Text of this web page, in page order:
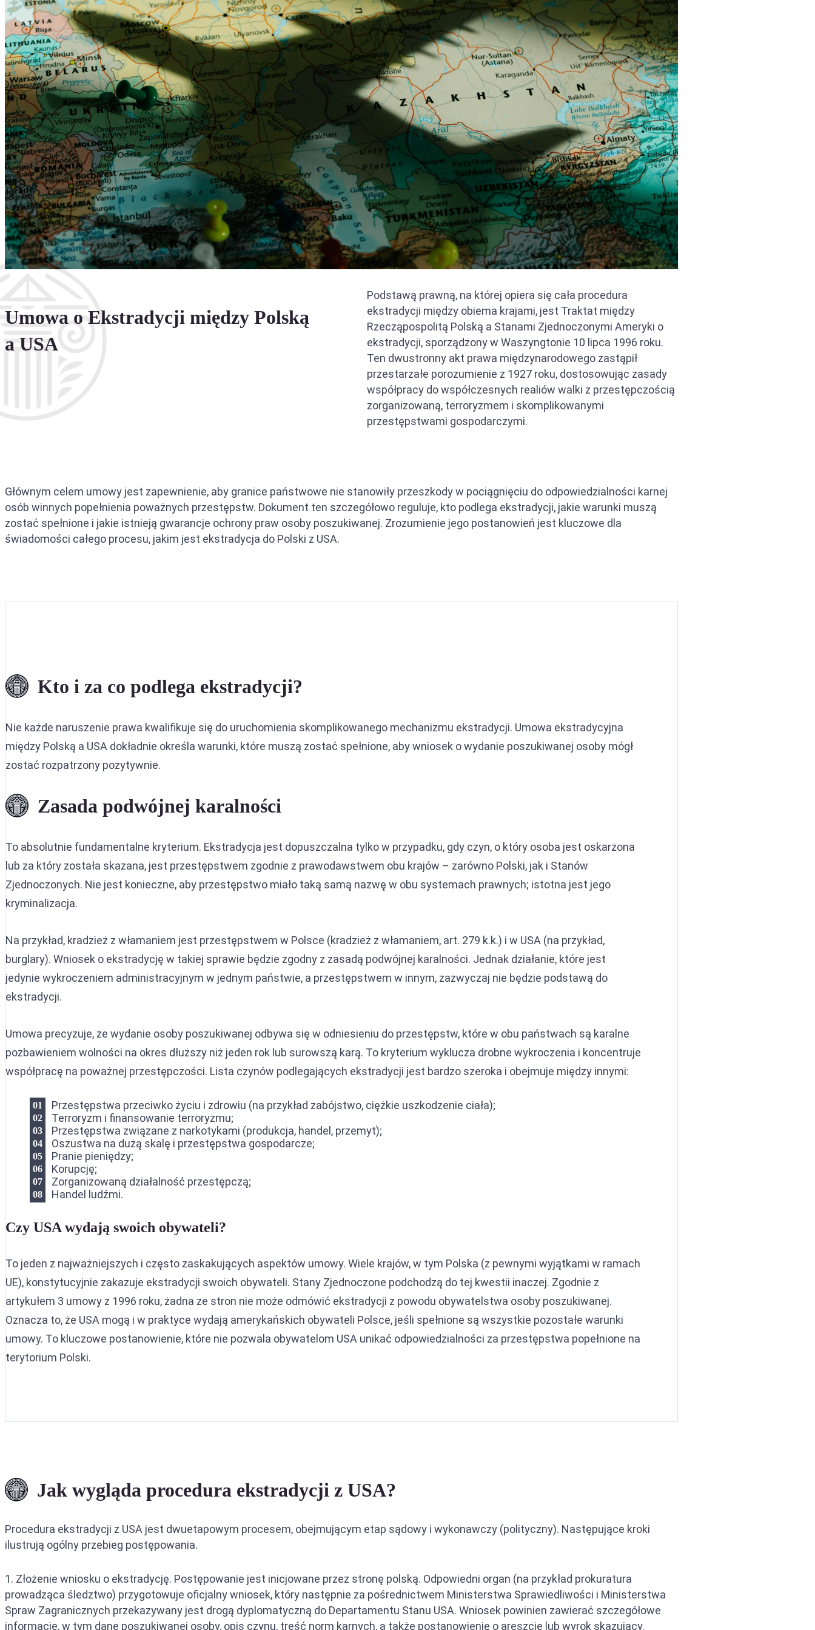
Ekstradycja między ZEA a Arabią Saudyjską
Ekstradycja między ZEA a Filipinami
Ekstradycja między ZEA a Iranem
Umowa o Ekstradycji między Polską
a USA
Podstawą prawną, na której opiera się cała procedura
ekstradycji między obiema krajami, jest Traktat między
Rzecząpospolitą Polską a Stanami Zjednoczonymi Ameryki o
ekstradycji, sporządzony w Waszyngtonie 10 lipca 1996 roku.
Ten dwustronny akt prawa międzynarodowego zastąpił
przestarzałe porozumienie z 1927 roku, dostosowując zasady
współpracy do współczesnych realiów walki z przestępczością
zorganizowaną, terroryzmem i skomplikowanymi
przestępstwami gospodarczymi.
Głównym celem umowy jest zapewnienie, aby granice państwowe nie stanowiły przeszkody w pociągnięciu do odpowiedzialności karnej
osób winnych popełnienia poważnych przestępstw. Dokument ten szczegółowo reguluje, kto podlega ekstradycji, jakie warunki muszą
zostać spełnione i jakie istnieją gwarancje ochrony praw osoby poszukiwanej. Zrozumienie jego postanowień jest kluczowe dla
świadomości całego procesu, jakim jest ekstradycja do Polski z USA.
Kto i za co podlega ekstradycji?
Nie każde naruszenie prawa kwalifikuje się do uruchomienia skomplikowanego mechanizmu ekstradycji. Umowa ekstradycyjna
między Polską a USA dokładnie określa warunki, które muszą zostać spełnione, aby wniosek o wydanie poszukiwanej osoby mógł
zostać rozpatrzony pozytywnie.
Zasada podwójnej karalności
To absolutnie fundamentalne kryterium. Ekstradycja jest dopuszczalna tylko w przypadku, gdy czyn, o który osoba jest oskarżona
lub za który została skazana, jest przestępstwem zgodnie z prawodawstwem obu krajów – zarówno Polski, jak i Stanów
Zjednoczonych. Nie jest konieczne, aby przestępstwo miało taką samą nazwę w obu systemach prawnych; istotna jest jego
kryminalizacja.
Na przykład, kradzież z włamaniem jest przestępstwem w Polsce (kradzież z włamaniem, art. 279 k.k.) i w USA (na przykład,
burglary). Wniosek o ekstradycję w takiej sprawie będzie zgodny z zasadą podwójnej karalności. Jednak działanie, które jest
jedynie wykroczeniem administracyjnym w jednym państwie, a przestępstwem w innym, zazwyczaj nie będzie podstawą do
ekstradycji.
Umowa precyzuje, że wydanie osoby poszukiwanej odbywa się w odniesieniu do przestępstw, które w obu państwach są karalne
pozbawieniem wolności na okres dłuższy niż jeden rok lub surowszą karą. To kryterium wyklucza drobne wykroczenia i koncentruje
współpracę na poważnej przestępczości. Lista czynów podlegających ekstradycji jest bardzo szeroka i obejmuje między innymi:
Przestępstwa przeciwko życiu i zdrowiu (na przykład zabójstwo, ciężkie uszkodzenie ciała);
Terroryzm i finansowanie terroryzmu;
Przestępstwa związane z narkotykami (produkcja, handel, przemyt);
Oszustwa na dużą skalę i przestępstwa gospodarcze;
Pranie pieniędzy;
Korupcję;
Zorganizowaną działalność przestępczą;
Handel ludźmi.
Czy USA wydają swoich obywateli?
To jeden z najważniejszych i często zaskakujących aspektów umowy. Wiele krajów, w tym Polska (z pewnymi wyjątkami w ramach
UE), konstytucyjnie zakazuje ekstradycji swoich obywateli. Stany Zjednoczone podchodzą do tej kwestii inaczej. Zgodnie z
artykułem 3 umowy z 1996 roku, żadna ze stron nie może odmówić ekstradycji z powodu obywatelstwa osoby poszukiwanej.
Oznacza to, że USA mogą i w praktyce wydają amerykańskich obywateli Polsce, jeśli spełnione są wszystkie pozostałe warunki
umowy. To kluczowe postanowienie, które nie pozwala obywatelom USA unikać odpowiedzialności za przestępstwa popełnione na
terytorium Polski.
Jak wygląda procedura ekstradycji z USA?
Procedura ekstradycji z USA jest dwuetapowym procesem, obejmującym etap sądowy i wykonawczy (polityczny). Następujące kroki
ilustrują ogólny przebieg postępowania.
1. Złożenie wniosku o ekstradycję. Postępowanie jest inicjowane przez stronę polską. Odpowiedni organ (na przykład prokuratura
prowadząca śledztwo) przygotowuje oficjalny wniosek, który następnie za pośrednictwem Ministerstwa Sprawiedliwości i Ministerstwa
Spraw Zagranicznych przekazywany jest drogą dyplomatyczną do Departamentu Stanu USA. Wniosek powinien zawierać szczegółowe
informacje, w tym dane poszukiwanej osoby, opis czynu, treść norm karnych, a także postanowienie o areszcie lub wyrok skazujący.